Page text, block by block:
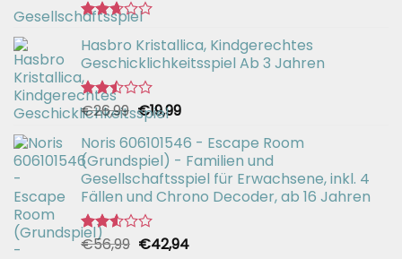
Bewertet
mit
2.67
von 5
Hasbro Kristallica, Kindgerechtes
Geschicklichkeitsspiel Ab 3 Jahren
Bewertet
mit
2.49
von 5
€26,99 Ursprünglicher
Preis
war:
€26,99
€19,99Aktueller
ist:
€19,99.
Noris 606101546 - Escape Room
(Grundspiel) - Familien und
Gesellschaftsspiel für Erwachsene, inkl. 4
Fällen und Chrono Decoder, ab 16 Jahren
Bewertet
€56,99 Ursprünglicher
€42,94Aktueller